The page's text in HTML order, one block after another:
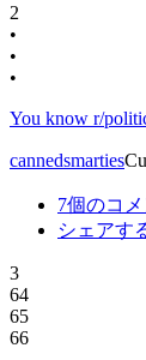
2
•
•
•
You know r/
cannedsmarties
7個のコメ
シェアす
3
64
65
66